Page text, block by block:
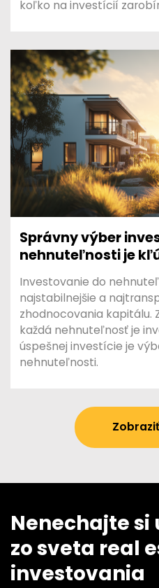
koľko na investícií
Správny výber
nehnuteľnosti je
Investovanie do
najstabilnejšie a
zhodnocovania kapitálu.
každá nehnuteľnosť je
úspešnej investície je
nehnuteľnosti.
Nenechajte
zo sveta real
investovania